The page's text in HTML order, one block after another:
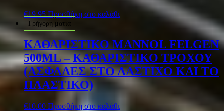
€19.95 Προσθήκη στο καλάθι
Γρήγορη ματιά
ΚΑΘΑΡΙΣΤΙΚΟ MANNOL FELGEN
500ML – ΚΑΘΑΡΙΣΤΙΚΟ ΤΡΟΧΟΥ
(ΑΣΦΑΛΕΣ ΣΤΟ ΛΑΣΤΙΧΟ ΚΑΙ ΤΟ
ΠΛΑΣΤΙΚΟ)
€10.00 Προσθήκη στο καλάθι